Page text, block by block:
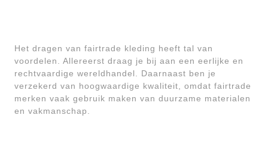
Het dragen van fairtrade kleding heeft tal van
voordelen. Allereerst draag je bij aan een eerlijke en
rechtvaardige wereldhandel. Daarnaast ben je
verzekerd van hoogwaardige kwaliteit, omdat fairtrade
merken vaak gebruik maken van duurzame materialen
en vakmanschap.